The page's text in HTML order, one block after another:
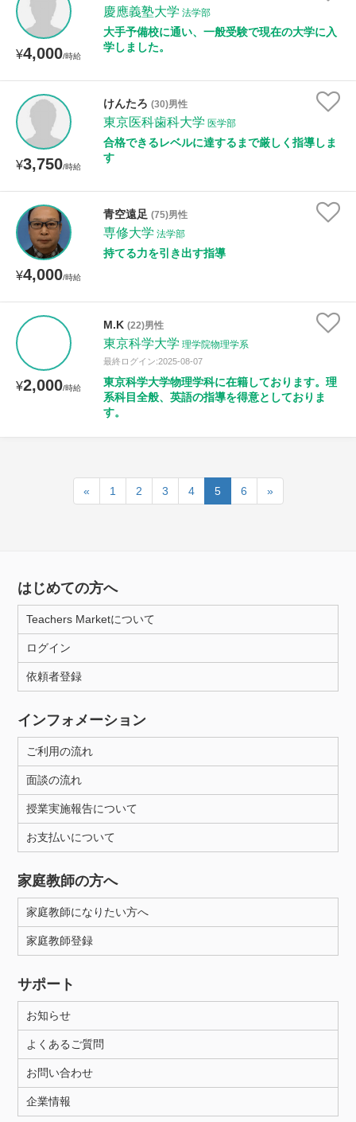
¥4,000/時給
慶應義塾大学 法学部
大手予備校に通い、一般受験で現在の大学に入
学しました。
¥3,750/時給
けんたろ (30)男性
東京医科歯科大学 医学部
合格できるレベルに達するまで厳しく指導しま
す
¥4,000/時給
青空遠足 (75)男性
専修大学 法学部
持てる力を引き出す指導
¥2,000/時給
M.K (22)男性
東京科学大学 理学院物理学系
最終ログイン:2025-08-07
東京科学大学物理学科に在籍しております。理
系科目全般、英語の指導を得意としておりま
す。
« 1 2 3 4 5 6 »
はじめての方へ
Teachers Marketについて
ログイン
依頼者登録
インフォメーション
ご利用の流れ
面談の流れ
授業実施報告について
お支払いについて
家庭教師の方へ
家庭教師になりたい方へ
家庭教師登録
サポート
お知らせ
よくあるご質問
お問い合わせ
企業情報